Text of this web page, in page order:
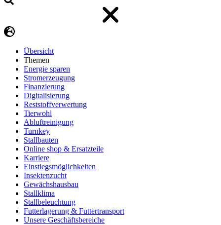
Übersicht
Themen
Energie sparen
Stromerzeugung
Finanzierung
Digitalisierung
Reststoffverwertung
Tierwohl
Abluftreinigung
Turnkey
Stallbauten
Online shop & Ersatzteile
Karriere
Einstiegsmöglichkeiten
Insektenzucht
Gewächshausbau
Stallklima
Stallbeleuchtung
Futterlagerung & Futtertransport
Unsere Geschäftsbereiche